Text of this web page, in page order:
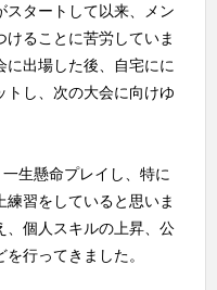
スタートして以来、メン
けることに苦労していま
出場した後、自宅にに
トし、次の大会に向けゆ
生懸命プレイし、特に
習をしていると思いま
、個人スキルの上昇、公
行ってきました。